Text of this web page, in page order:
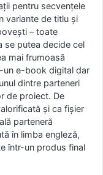
pentru secvențele
variante de titlu și
– toate
se putea decide cel
mai frumoasă
un e-book digital dar
dintre parteneri
de proiect. De
și ca fișier
parteneră
în limba engleză,
într-un produs final